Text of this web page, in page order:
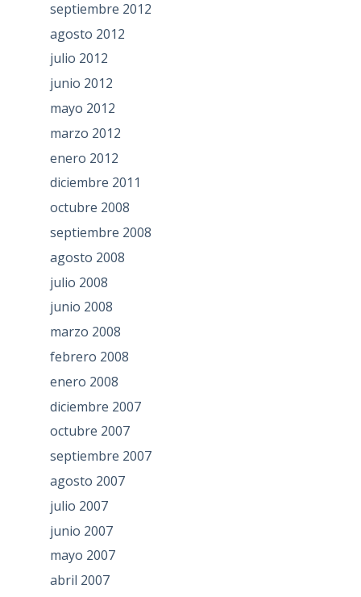
septiembre 2012
agosto 2012
julio 2012
junio 2012
mayo 2012
marzo 2012
enero 2012
diciembre 2011
octubre 2008
septiembre 2008
agosto 2008
julio 2008
junio 2008
marzo 2008
febrero 2008
enero 2008
diciembre 2007
octubre 2007
septiembre 2007
agosto 2007
julio 2007
junio 2007
mayo 2007
abril 2007